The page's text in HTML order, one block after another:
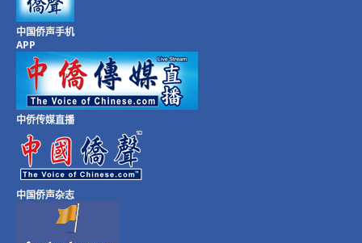
中国侨声手机
APP
中侨传媒直播
中国侨声杂志